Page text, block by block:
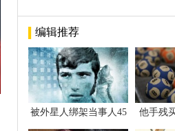
编辑推荐
被外星人绑架当事人45
他手残